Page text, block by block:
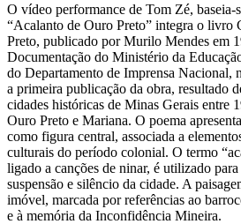
O vídeo performance de Tom Zé, baseia-
“Acalanto de Ouro Preto” integra o livro
Preto, publicado por Murilo Mendes em
Documentação do Ministério da
do Departamento de Imprensa Nacional,
a primeira publicação da obra, resultado
cidades históricas de Minas Gerais entre
Ouro Preto e Mariana. O poema
como figura central, associada a
culturais do período colonial. O termo
ligado a canções de ninar, é utilizado
suspensão e silêncio da cidade. A
imóvel, marcada por referências ao
e à memória da Inconfidência Mineira.